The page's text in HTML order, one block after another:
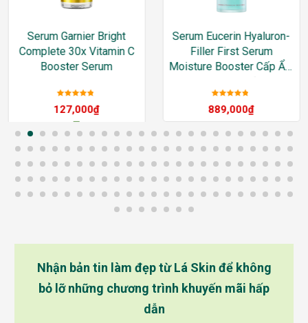
Serum Garnier Bright
Complete 30x Vitamin C
Booster Serum
hạng5sao
127,000₫
–
205,000₫
Serum Eucerin Hyaluron-
Filler First Serum
Moisture Booster Cấp Ẩm
30ml
hạng5sao
889,000₫
Nhận bản tin làm đẹp từ Lá Skin để không
bỏ lỡ những chương trình khuyến mãi hấp
dẫn